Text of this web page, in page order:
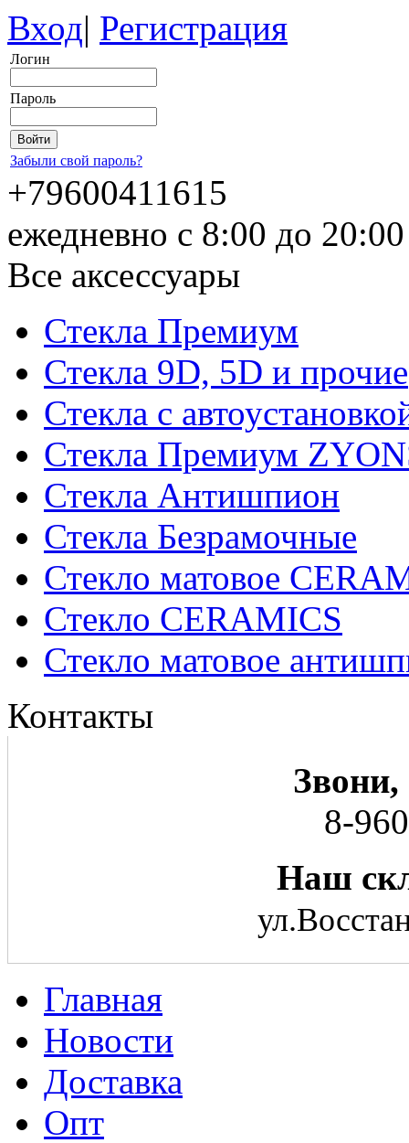
Вход| Регистрация
Логин
Пароль
Забыли свой пароль?
+79600411615
ежедневно с 8:00 до
Все аксессуары
Стекла Премиум
Стекла 9D, 5D и прочие
Стекла с
Стекла Премиум
Стекла Антишпион
Стекла Безрамочные
Стекло матовое
Стекло CERAMICS
Стекло матовое
Контакты
8-
Наш
Главная
Новости
Доставка
Опт